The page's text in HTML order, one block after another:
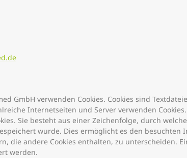
GmbH verwenden Cookies. Cookies sind
Internetseiten und Server verwenden
Sie besteht aus einer Zeichenfolge, durch
wurde. Dies ermöglicht es den
die andere Cookies enthalten, zu unterscheiden.
werden.